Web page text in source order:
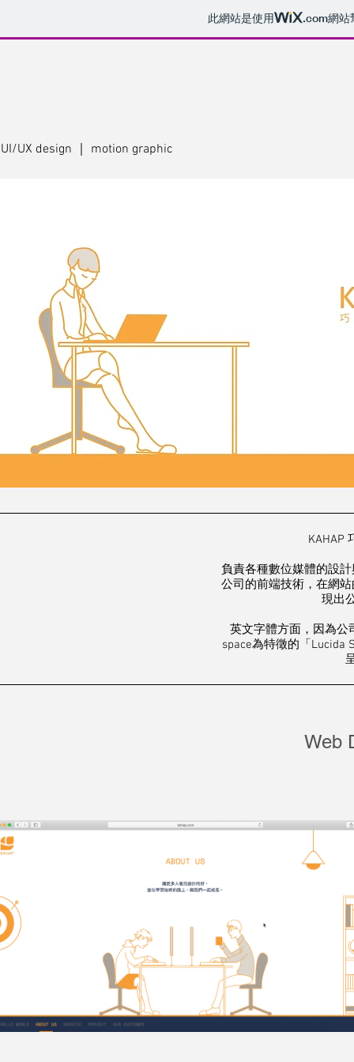
此網站是使用 .com網站
UI/UX design ｜ motion graphic
KAHAP
負責各種數位媒體的設
公司的前端技術， 在網
現出
英文字體方面，因為公
space為特徵的「Lucida
Web